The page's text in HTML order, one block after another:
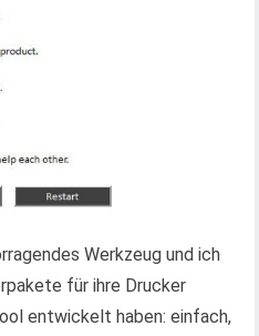
Werkzeug und ich
für ihre Drucker
entwickelt haben: einfach,